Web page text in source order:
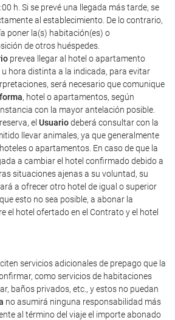
h. Si se prevé una llegada más tarde, se
al establecimiento. De lo contrario,
poner la(s) habitación(es) o
de otros huéspedes.
prevea llegar al hotel o apartamento
hora distinta a la indicada, para evitar
será necesario que comunique
, hotel o apartamentos, según
con la mayor antelación posible.
el Usuariodeberá consultar con la
llevar animales, ya que generalmente
o apartamentos. En caso de que la
a cambiar el hotel confirmado debido a
situaciones ajenas a su voluntad, su
a ofrecer otro hotel de igual o superior
esto no sea posible, a abonar la
el hotel ofertado en el Contrato y el hotel
servicios adicionales de prepago que la
como servicios de habitaciones
baños privados, etc., y estos no puedan
no asumirá ninguna responsabilidad más
al término del viaje el importe abonado